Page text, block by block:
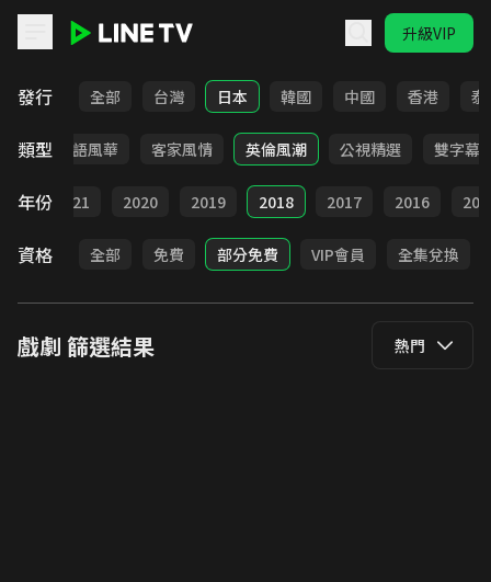
升級VIP
發行 全部 台灣 日本 韓國 中國 香港 泰
類型
俠 台語風華 客家風情 英倫風潮 公視精選 雙字幕
年份 2021 2020 2019 2018 2017 2016
資格 全部 免費 部分免費 VIP會員 全集兌換
戲劇 篩選結果 熱門